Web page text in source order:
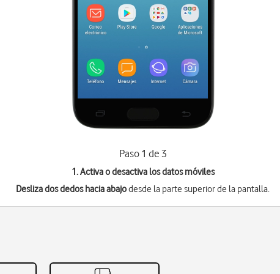
Paso 1 de 3
1. Activa o desactiva los datos móviles
Desliza dos dedos hacia abajodesde la parte superior de la pantalla.